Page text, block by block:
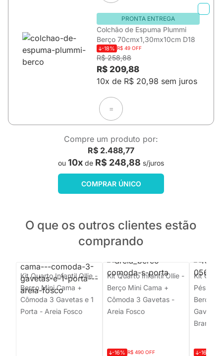
PRONTA ENTREGA
Colchão de Espuma Plummi
Berço 70cmx1,30mx10cm D18
-18% R$ 49 OFF
R$ 258,88
R$ 209,88
10x de R$ 20,98 sem juros
=
Compre um produto por:
R$ 2.488,77
ou 10x de R$ 248,88 s/juros
COMPRAR ÚNICO
O que os outros clientes estão
comprando
Kit Quarto Infantil Ollie -
Berço Mini Cama +
Cômoda 3 Gavetas e 1
Porta - Areia Fosco
Kit Quarto Infantil Ollie -
Berço Mini Cama +
Cômoda 3 Gavetas -
Areia Fosco
-16% R$ 490 OFF
Kit
Pés
Berço +
Branco
-16%